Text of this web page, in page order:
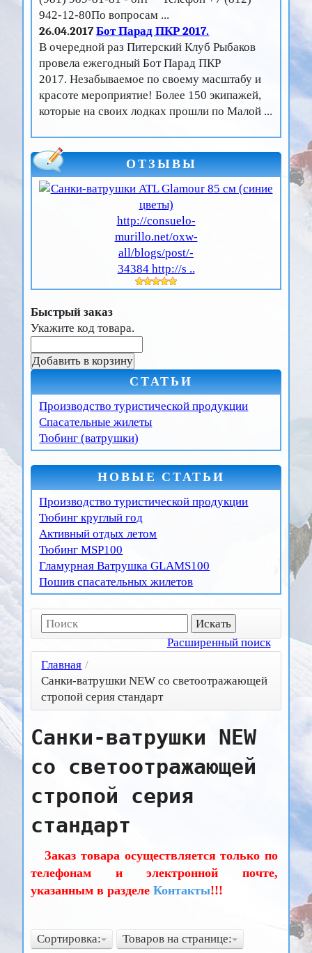
942-12-80По вопросам ...
26.04.2017Бот Парад ПКР 2017.
В очередной раз Питерский Клуб Рыбаков
провела ежегодный Бот Парад ПКР
2017. Незабываемое по своему масштабу и
красоте мероприятие! Более 150 экипажей,
которые на своих лодках прошли по Малой ...
ОТЗЫВЫ
http://consuelo-
murillo.net/oxw-
all/blogs/post/-
34384 http://s ..
Быстрый заказ
Укажите код товара.
СТАТЬИ
Производство туристической продукции
Спасательные жилеты
Тюбинг (ватрушки)
НОВЫЕ СТАТЬИ
Производство туристической продукции
Тюбинг круглый год
Активный отдых летом
Тюбинг MSP100
Гламурная Ватрушка GLAMS100
Пошив спасательных жилетов
Расширенный поиск
Главная /
Санки-ватрушки NEW со светоотражающей
стропой серия стандарт
Санки-ватрушки NEW
со светоотражающей
стропой серия
стандарт
Заказ товара осуществляется только по
телефонам и электронной почте,
указанным в разделеКонтакты!!!
Сортировка: Товаров на странице: